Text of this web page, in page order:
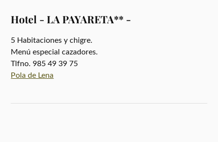
Hotel - LA PAYARETA** -
5 Habitaciones y chigre.
Menú especial cazadores.
Tlfno. 985 49 39 75
Pola de Lena